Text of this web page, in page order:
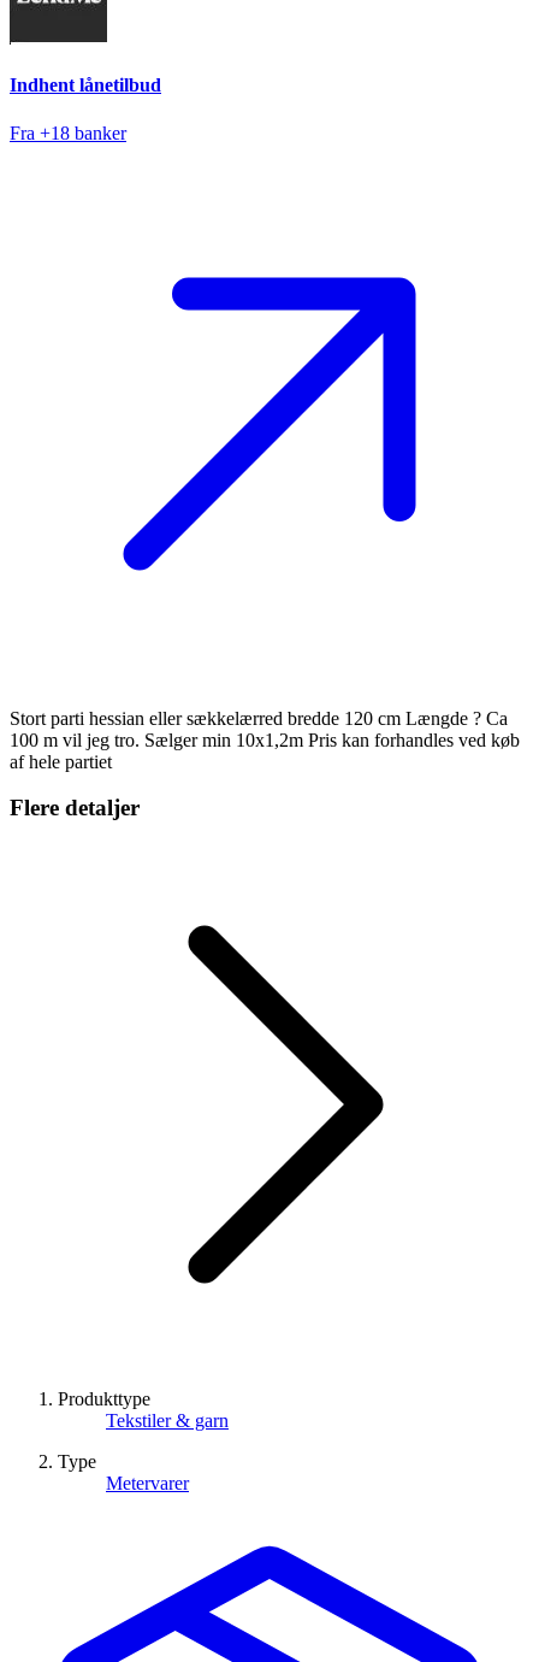
Indhent lånetilbud
Fra +18 banker
Stort parti hessian eller sækkelærred bredde 120 cm Længde ? Ca
100 m vil jeg tro. Sælger min 10x1,2m Pris kan forhandles ved køb
af hele partiet
Flere detaljer
Produkttype
Tekstiler & garn
Type
Metervarer